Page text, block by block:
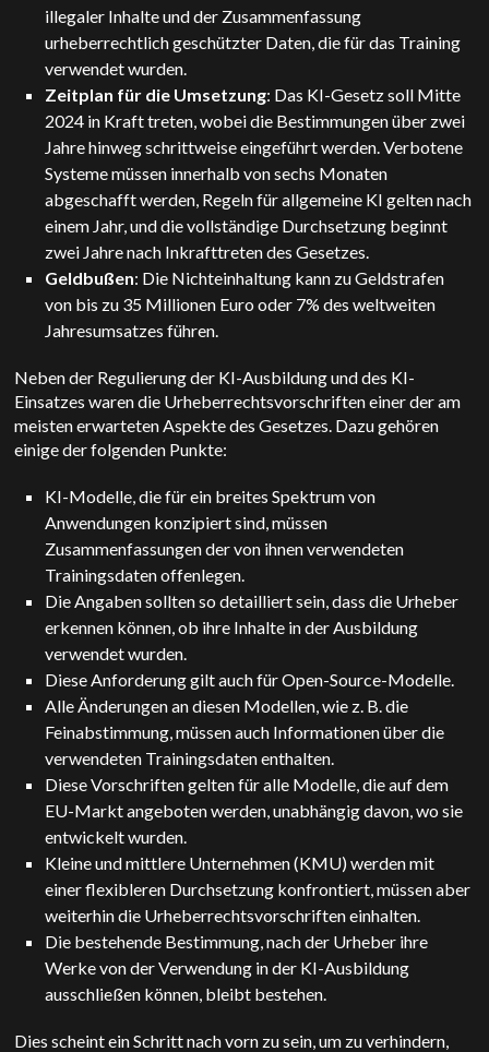
illegaler Inhalte und der Zusammenfassung
urheberrechtlich geschützter Daten, die für das Training
verwendet wurden.
Zeitplan für die Umsetzung: Das KI-Gesetz soll Mitte
2024 in Kraft treten, wobei die Bestimmungen über zwei
Jahre hinweg schrittweise eingeführt werden. Verbotene
Systeme müssen innerhalb von sechs Monaten
abgeschafft werden, Regeln für allgemeine KI gelten nach
einem Jahr, und die vollständige Durchsetzung beginnt
zwei Jahre nach Inkrafttreten des Gesetzes.
Geldbußen: Die Nichteinhaltung kann zu Geldstrafen
von bis zu 35 Millionen Euro oder 7% des weltweiten
Jahresumsatzes führen.
Neben der Regulierung der KI-Ausbildung und des KI-
Einsatzes waren die Urheberrechtsvorschriften einer der am
meisten erwarteten Aspekte des Gesetzes. Dazu gehören
einige der folgenden Punkte:
KI-Modelle, die für ein breites Spektrum von
Anwendungen konzipiert sind, müssen
Zusammenfassungen der von ihnen verwendeten
Trainingsdaten offenlegen.
Die Angaben sollten so detailliert sein, dass die Urheber
erkennen können, ob ihre Inhalte in der Ausbildung
verwendet wurden.
Diese Anforderung gilt auch für Open-Source-Modelle.
Alle Änderungen an diesen Modellen, wie z. B. die
Feinabstimmung, müssen auch Informationen über die
verwendeten Trainingsdaten enthalten.
Diese Vorschriften gelten für alle Modelle, die auf dem
EU-Markt angeboten werden, unabhängig davon, wo sie
entwickelt wurden.
Kleine und mittlere Unternehmen (KMU) werden mit
einer flexibleren Durchsetzung konfrontiert, müssen aber
weiterhin die Urheberrechtsvorschriften einhalten.
Die bestehende Bestimmung, nach der Urheber ihre
Werke von der Verwendung in der KI-Ausbildung
ausschließen können, bleibt bestehen.
Dies scheint ein Schritt nach vorn zu sein, um zu verhindern,